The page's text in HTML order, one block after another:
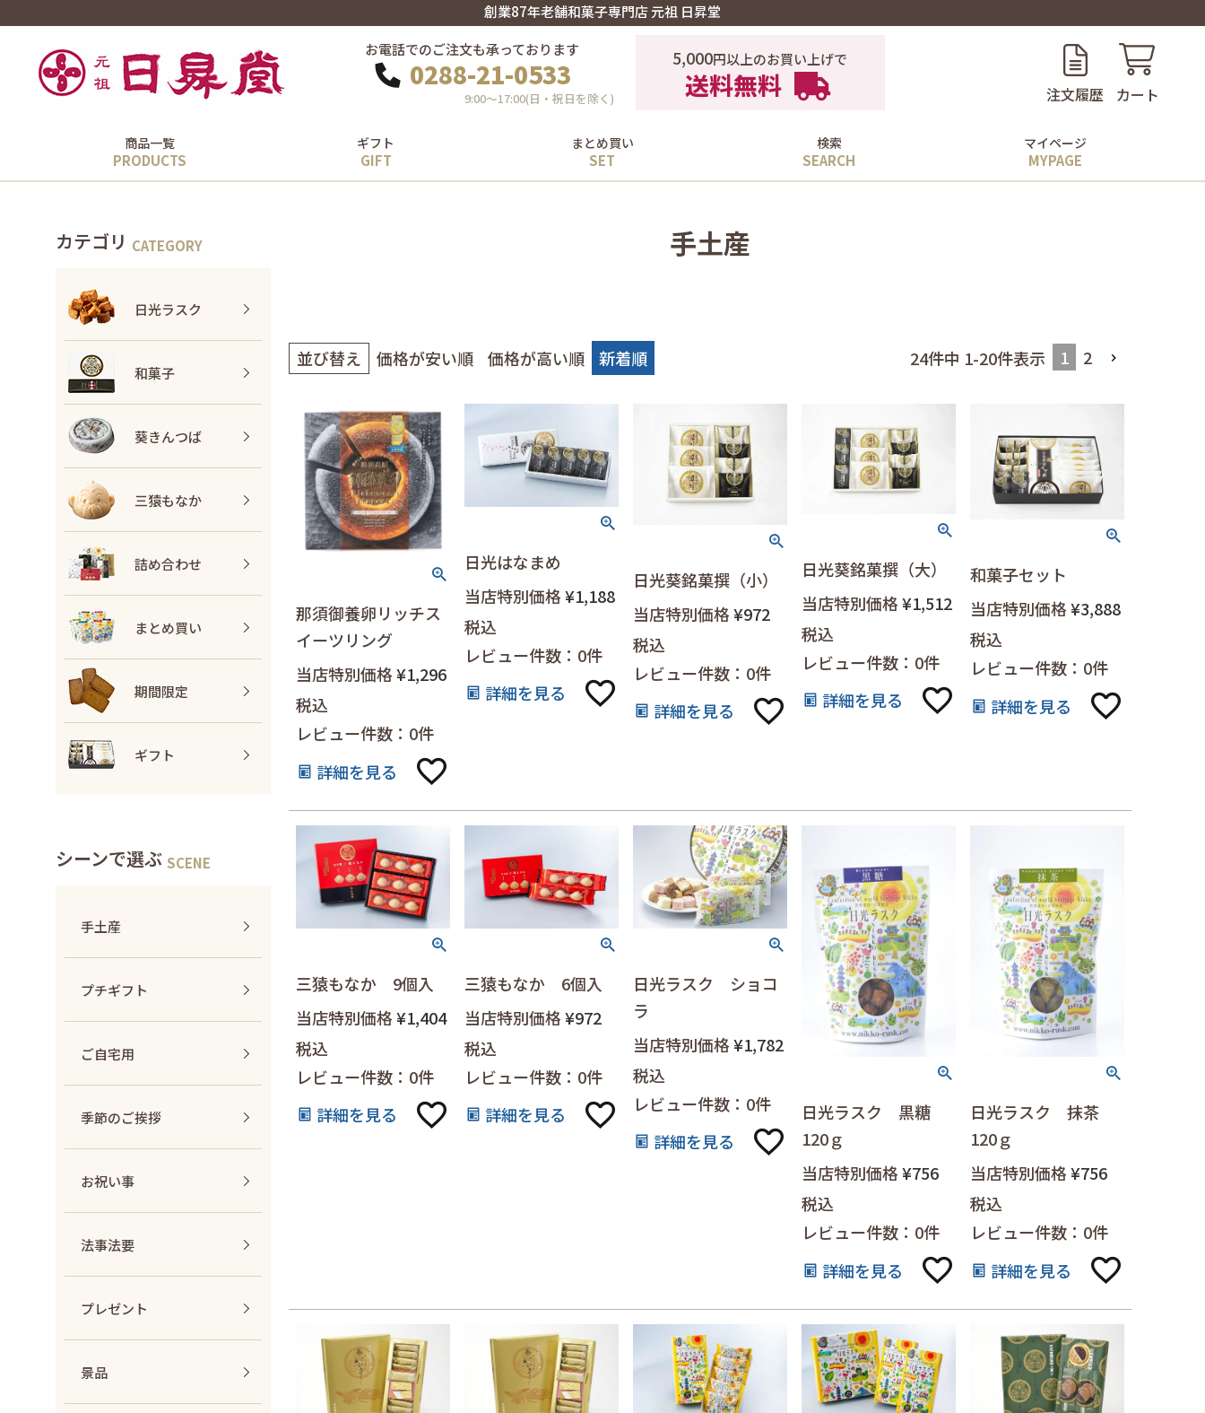
創業87年老舗和菓子専門店 元祖 日昇堂
お電話でのご注文も承っております
0288-21-0533
9:00〜17:00(日・祝日を除く)
5,000円以上のお買い上げで
送料無料 注文履歴 カート
商品一覧 ギフト まとめ買い 検索 マイページ
カテゴリ
日光ラスク
和菓子
葵きんつば
三猿もなか
詰め合わせ
まとめ買い
期間限定
ギフト
シーンで選ぶ
手土産
プチギフト
ご自宅用
季節のご挨拶
お祝い事
法事法要
プレゼント
景品
手土産
並び替え 価格が安い順 価格が高い順 新着順 24件中 1-20件表示 1 2
那須御養卵リッチス
イーツリング
当店特別価格¥1,296
税込
レビュー件数：0件
詳細を見る
日光はなまめ
当店特別価格¥1,188
税込
レビュー件数：0件
詳細を見る
日光葵銘菓撰（小）
当店特別価格¥972
税込
レビュー件数：0件
詳細を見る
日光葵銘菓撰（大）
当店特別価格¥1,512
税込
レビュー件数：0件
詳細を見る
和菓子セット
当店特別価格¥3,888
税込
レビュー件数：0件
詳細を見る
三猿もなか 9個入
当店特別価格¥1,404
税込
レビュー件数：0件
詳細を見る
三猿もなか 6個入
当店特別価格¥972
税込
レビュー件数：0件
詳細を見る
日光ラスク ショコ
ラ
当店特別価格¥1,782
税込
レビュー件数：0件
詳細を見る
日光ラスク 黒糖
120ｇ
当店特別価格¥756
税込
レビュー件数：0件
詳細を見る
日光ラスク 抹茶
120ｇ
当店特別価格¥756
税込
レビュー件数：0件
詳細を見る